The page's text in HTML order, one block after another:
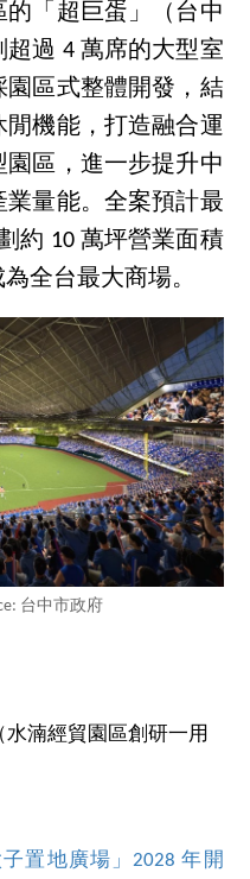
「超巨蛋」（台中
過 4 萬席的大型室
園區式整體開發，結
機能，打造融合運
區，進一步提升中
量能。全案預計最
約 10 萬坪營業面積
全台最大商場。
台中市政府
湳經貿園區創研一用
置地廣場」2028 年開